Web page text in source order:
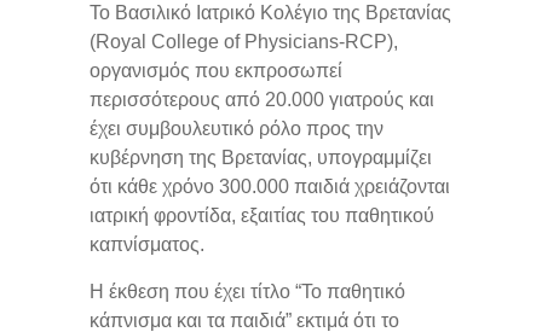
Το Βασιλικό Ιατρικό Κολέγιο της Βρετανίας
(Royal College of Physicians-RCP),
οργανισμός που εκπροσωπεί
περισσότερους από 20.000 γιατρούς και
έχει συμβουλευτικό ρόλο προς την
κυβέρνηση της Βρετανίας, υπογραμμίζει
ότι κάθε χρόνο 300.000 παιδιά χρειάζονται
ιατρική φροντίδα, εξαιτίας του παθητικού
καπνίσματος.
Η έκθεση που έχει τίτλο “Το παθητικό
κάπνισμα και τα παιδιά” εκτιμά ότι το